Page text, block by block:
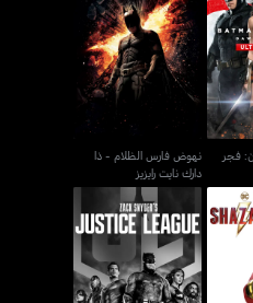
فجر
فجر
نهوض فارس الظلام - ذا
دارك نايت رايزيز
نهوض فارس الظلام - ذا
دارك نايت رايزيز
زاك سنايدرز جاستس ليغ